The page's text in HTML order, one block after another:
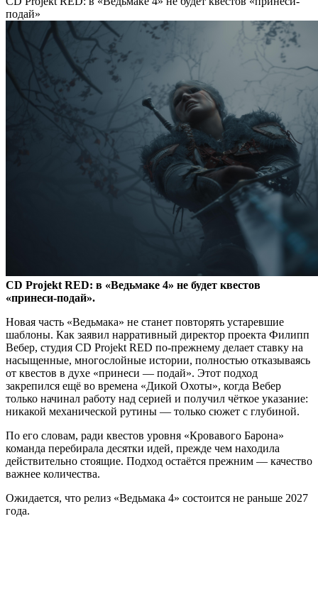
подай»
CD Projekt RED: в «Ведьмаке 4» не будет квестов
«принеси-подай».
Новая часть «Ведьмака» не станет повторять устаревшие
шаблоны. Как заявил нарративный директор проекта Филипп
Вебер, студия CD Projekt RED по-прежнему делает ставку на
насыщенные, многослойные истории, полностью отказываясь
от квестов в духе «принеси — подай». Этот подход
закрепился ещё во времена «Дикой Охоты», когда Вебер
только начинал работу над серией и получил чёткое указание:
никакой механической рутины — только сюжет с глубиной.
По его словам, ради квестов уровня «Кровавого Барона»
команда перебирала десятки идей, прежде чем находила
действительно стоящие. Подход остаётся прежним — качество
важнее количества.
Ожидается, что релиз «Ведьмака 4» состоится не раньше 2027
года.